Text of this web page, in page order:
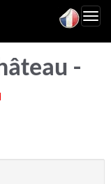
-